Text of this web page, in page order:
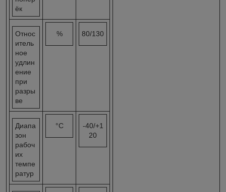
ёк
Относ
итель
ное
удлин
ение
при
разры
ве
% 80/130
Диапа
зон
рабоч
их
темпе
ратур
°C
-40/+1
20